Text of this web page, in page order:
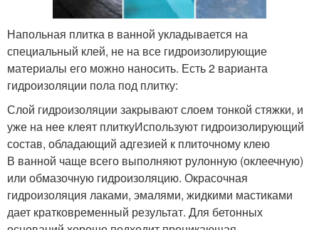
Напольная плитка в ванной укладывается на
специальный клей, не на все гидроизолирующие
материалы его можно наносить. Есть 2 варианта
гидроизоляции пола под плитку:
Слой гидроизоляции закрывают слоем тонкой стяжки, и
уже на нее клеят плиткуИспользуют гидроизолирующий
состав, обладающий адгезией к плиточному клею
В ванной чаще всего выполняют рулонную (оклеечную)
или обмазочную гидроизоляцию. Окрасочная
гидроизоляция лаками, эмалями, жидкими мастиками
дает кратковременный результат. Для бетонных